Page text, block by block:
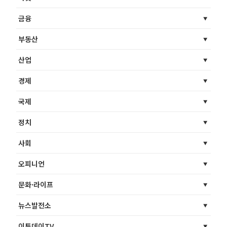
금융
부동산
산업
경제
국제
정치
사회
오피니언
문화·라이프
뉴스발전소